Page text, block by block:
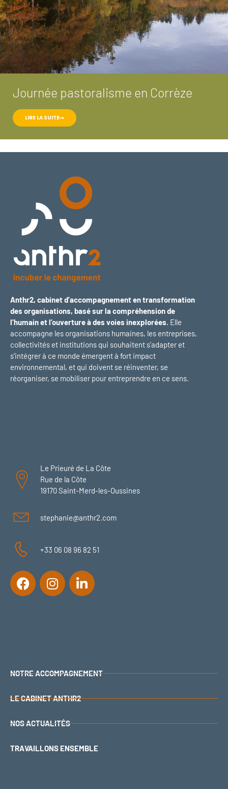
Journée pastoralisme en Corrèze
LIRE LA SUITE
Anthr2, cabinet d’accompagnement en transformation
des organisations, basé sur la compréhension de
l’humain et l’ouverture à des voies inexplorées. Elle
accompagne les organisations humaines, les entreprises,
collectivités et institutions qui souhaitent s’adapter et
s’intégrer à ce monde émergent à fort impact
environnemental, et qui doivent se réinventer, se
réorganiser, se mobiliser pour entreprendre en ce sens.
Le Prieuré de La Côte
Rue de la Côte
19170 Saint-Merd-les-Oussines
stephanie@anthr2.com
+33 06 08 96 82 51
NOTRE ACCOMPAGNEMENT
LE CABINET ANTHR2
NOS ACTUALITÉS
TRAVAILLONS ENSEMBLE